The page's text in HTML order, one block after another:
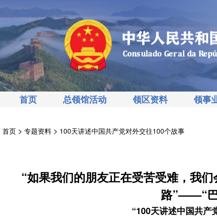
首页 总领馆活动 领区资料 领事
首页 > 专题资料 > 100天讲述中国共产党对外交往100个故事
“如果我们的朋友正在受苦受难，我
路”——“
“100天讲述中国共产